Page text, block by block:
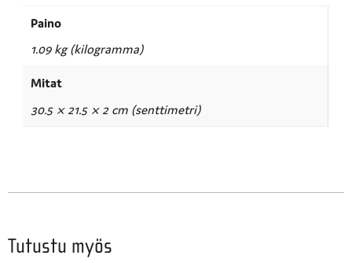
Paino
1.09 kg (kilogramma)
Mitat
30.5 × 21.5 × 2 cm (senttimetri)
Tutustu myös